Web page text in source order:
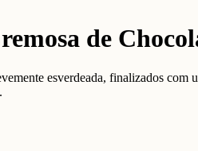
de
esverdeada, finalizados